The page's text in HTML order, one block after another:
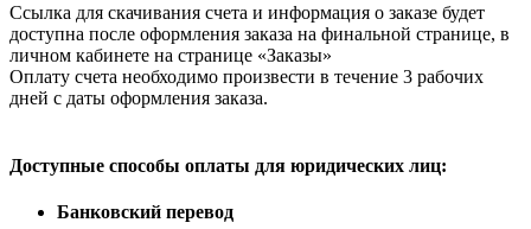
Ссылка для скачивания счета и информация о заказе будет
доступна после оформления заказа на финальной странице, в
личном кабинете на странице «Заказы»
Оплату счета необходимо произвести в течение 3 рабочих
дней с даты оформления заказа.
Доступные способы оплаты для юридических лиц:
Банковский перевод